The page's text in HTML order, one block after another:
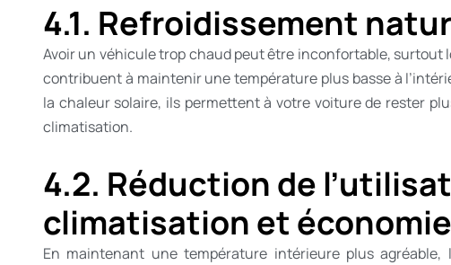
4.1. Refroidissement
Avoir un véhicule trop chaud peut être inconfortable, surtout
contribuent à maintenir une température plus basse à
la chaleur solaire, ils permettent à votre voiture de rester
climatisation.
4.2. Réduction de
climatisation et
En maintenant une température intérieure plus